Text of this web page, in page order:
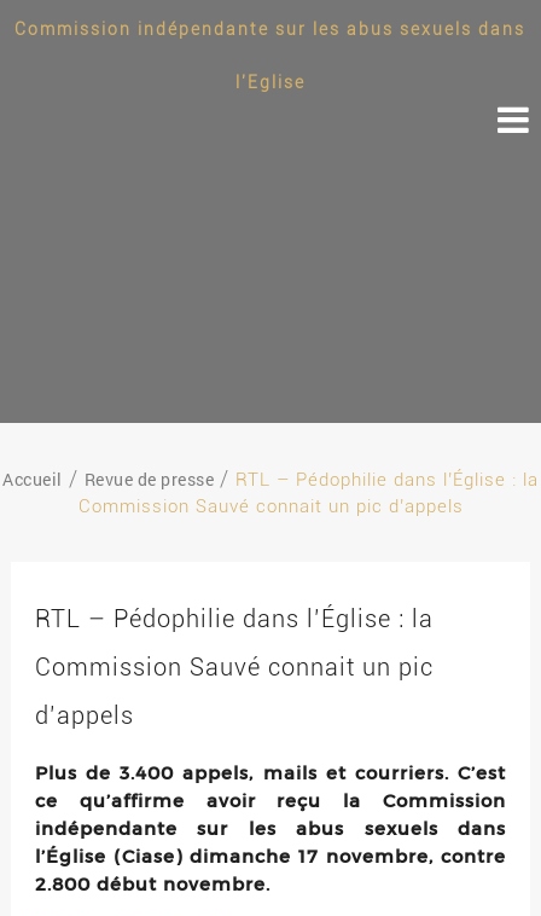
Commission indépendante sur les abus sexuels dans
l'Eglise
Accueil Revue de presse
RTL – Pédophilie dans l’Église : la
Commission Sauvé connait un pic d’appels
RTL – Pédophilie dans l’Église : la
Commission Sauvé connait un pic
d’appels
Plus de 3.400 appels, mails et courriers. C’est
ce qu’affirme avoir reçu la Commission
indépendante sur les abus sexuels dans
l’Église (Ciase) dimanche 17 novembre, contre
2.800 début novembre.